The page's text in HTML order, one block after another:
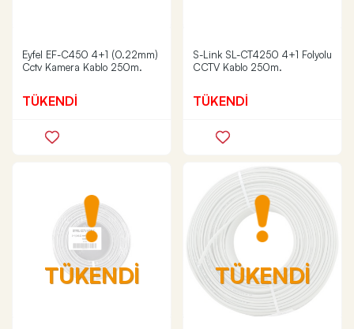
Eyfel EF-C450 4+1 (0.22mm)
Cctv Kamera Kablo 250m.
TÜKENDİ
S-Link SL-CT4250 4+1 Folyolu
CCTV Kablo 250m.
TÜKENDİ
TÜKENDİ TÜKENDİ